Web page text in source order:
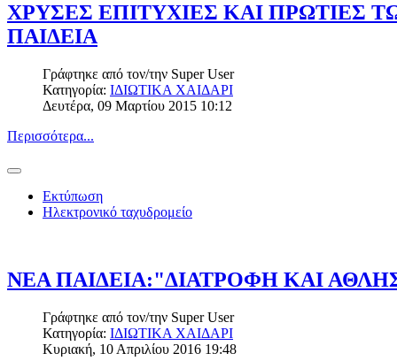
ΧΡΥΣΕΣ ΕΠΙΤΥΧΙΕΣ ΚΑΙ ΠΡΩΤΙΕΣ
ΠΑΙΔΕΙΑ
Γράφτηκε από τον/την Super User
Κατηγορία: ΙΔΙΩΤΙΚΑ ΧΑΙΔΑΡΙ
Δευτέρα, 09 Μαρτίου 2015 10:12
Περισσότερα...
Εκτύπωση
Ηλεκτρονικό ταχυδρομείο
ΝΕΑ ΠΑΙΔΕΙΑ:"ΔΙΑΤΡΟΦΗ ΚΑΙ
Γράφτηκε από τον/την Super User
Κατηγορία: ΙΔΙΩΤΙΚΑ ΧΑΙΔΑΡΙ
Κυριακή, 10 Απριλίου 2016 19:48